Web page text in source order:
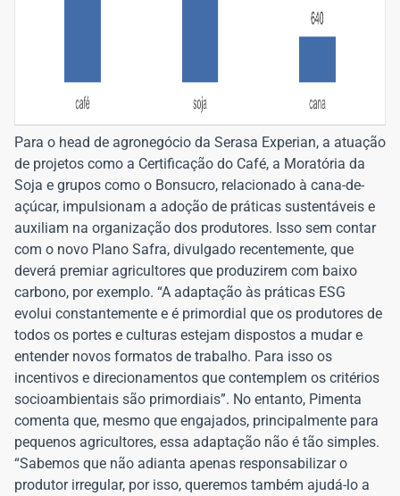
Para o head de agronegócio da Serasa Experian, a atuação
de projetos como a Certificação do Café, a Moratória da
Soja e grupos como o Bonsucro, relacionado à cana-de-
açúcar, impulsionam a adoção de práticas sustentáveis e
auxiliam na organização dos produtores. Isso sem contar
com o novo Plano Safra, divulgado recentemente, que
deverá premiar agricultores que produzirem com baixo
carbono, por exemplo. “A adaptação às práticas ESG
evolui constantemente e é primordial que os produtores de
todos os portes e culturas estejam dispostos a mudar e
entender novos formatos de trabalho. Para isso os
incentivos e direcionamentos que contemplem os critérios
socioambientais são primordiais”. No entanto, Pimenta
comenta que, mesmo que engajados, principalmente para
pequenos agricultores, essa adaptação não é tão simples.
“Sabemos que não adianta apenas responsabilizar o
produtor irregular, por isso, queremos também ajudá-lo a